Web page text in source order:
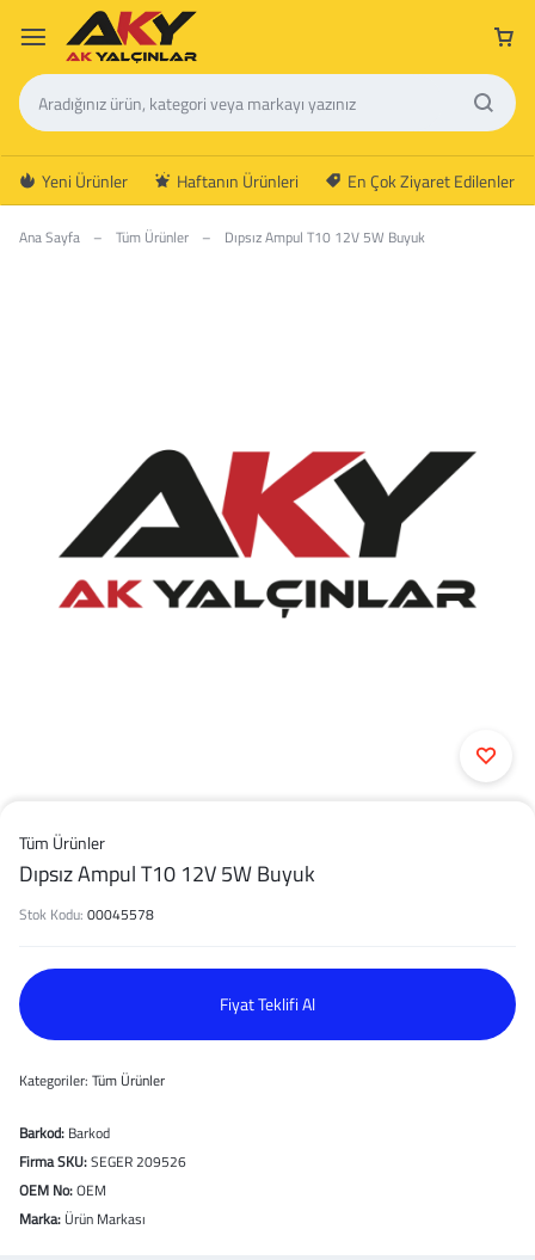
Yeni Ürünler Haftanın Ürünleri En Çok Ziyaret Edilenler
Ana Sayfa – Tüm Ürünler – Dıpsız Ampul T10 12V 5W Buyuk
Tüm Ürünler
Dıpsız Ampul T10 12V 5W Buyuk
Stok Kodu: 00045578
Fiyat Teklifi Al
Kategoriler: Tüm Ürünler
Barkod: Barkod
Firma SKU:SEGER 209526
OEM No:OEM
Marka: Ürün Markası